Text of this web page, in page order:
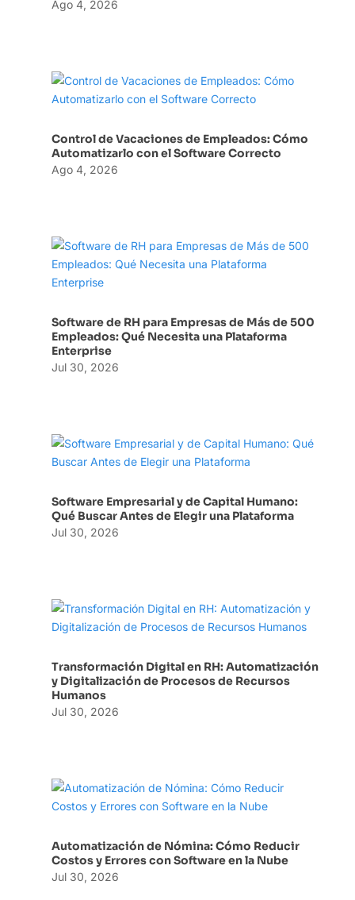
Ago 4, 2026
Control de Vacaciones de Empleados: Cómo
Automatizarlo con el Software Correcto
Ago 4, 2026
Software de RH para Empresas de Más de 500
Empleados: Qué Necesita una Plataforma
Enterprise
Jul 30, 2026
Software Empresarial y de Capital Humano:
Qué Buscar Antes de Elegir una Plataforma
Jul 30, 2026
Transformación Digital en RH: Automatización
y Digitalización de Procesos de Recursos
Humanos
Jul 30, 2026
Automatización de Nómina: Cómo Reducir
Costos y Errores con Software en la Nube
Jul 30, 2026